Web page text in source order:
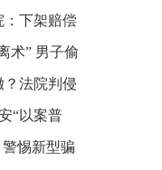
：下架赔偿
术” 男子偷
法院判侵
“以案普
惕新型骗